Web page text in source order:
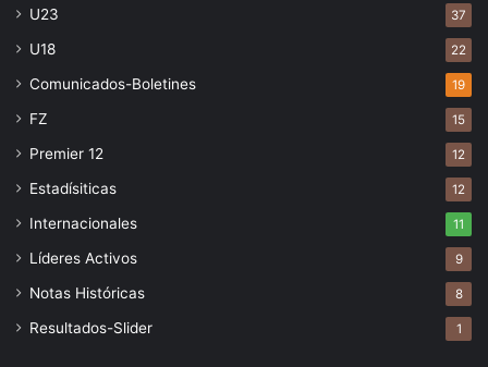
U23 37
U18 22
Comunicados-Boletines 19
FZ 15
Premier 12 12
Estadísiticas 12
Internacionales 11
Líderes Activos 9
Notas Históricas 8
Resultados-Slider 1